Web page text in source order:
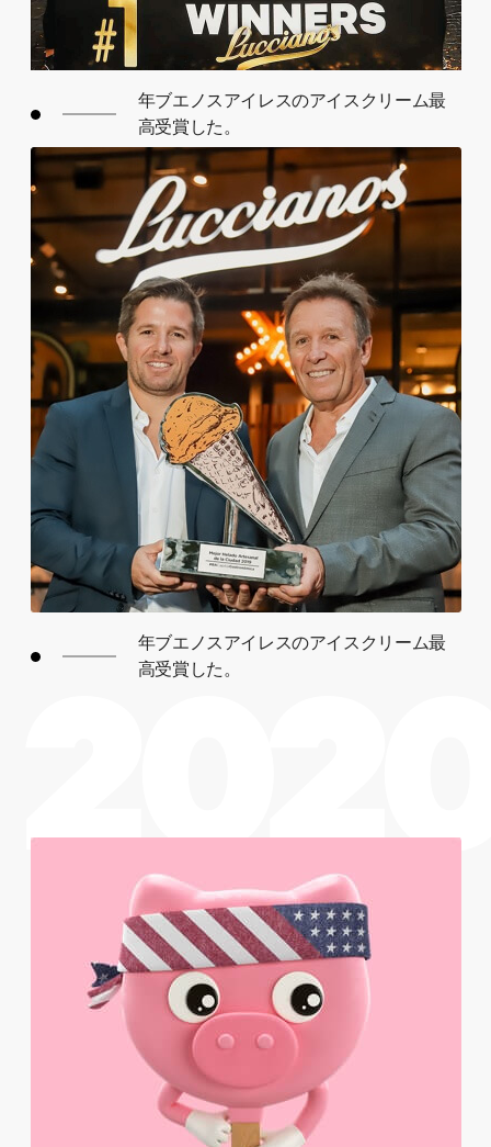
年ブエノスアイレスのアイスクリーム最
高受賞した。
年ブエノスアイレスのアイスクリーム最
高受賞した。